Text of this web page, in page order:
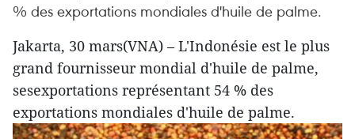
% des exportations mondiales d'huile de palme.
Jakarta, 30 mars(VNA) – L'Indonésie est le plus
grand fournisseur mondial d'huile de palme,
sesexportations représentant 54 % des
exportations mondiales d'huile de palme.